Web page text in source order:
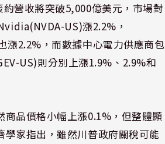
營收將突破5,000億美元，市場對
US)漲2.2%，
2.2%，而數據中心電力供應商包
US)則分別上漲1.9%、2.9%和
品價格小幅上漲0.1%，但整體顯
家指出，雖然川普政府關稅可能